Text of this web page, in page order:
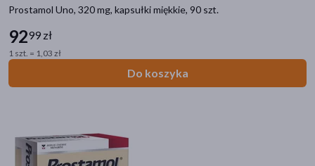
Prostamol Uno, 320 mg, kapsułki miękkie, 90 szt.
9299 zł
1 szt. = 1,03 zł
Do koszyka